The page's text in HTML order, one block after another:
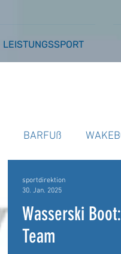
LEISTUNGSSPORT
BARFUß
AUSSCHREIBUNGEN
Wasserski
Team
sportdirektion
30. Jan. 2025